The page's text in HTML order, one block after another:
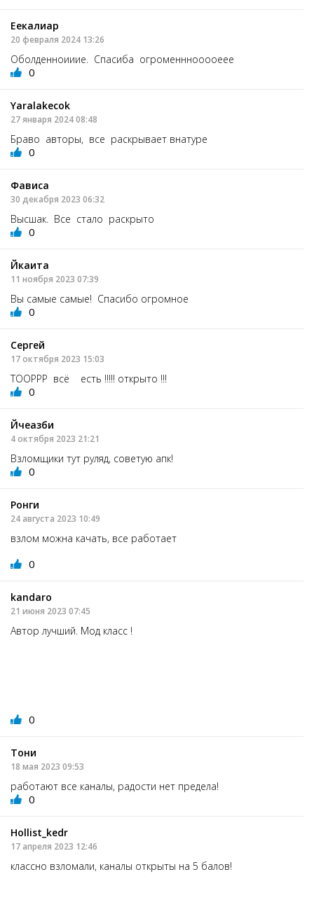
Еекалиар
20 февраля 2024 13:26
Оболденноииие. Спасиба огроменннооооеее
0
Yaralakecok
27 января 2024 08:48
Браво авторы, все раскрывает внатуре
0
Фависа
30 декабря 2023 06:32
Высшак. Все стало раскрыто
0
Йкаита
11 ноября 2023 07:39
Вы самые самые! Спасибо огромное
0
Сергей
17 октября 2023 15:03
ТООРРР всё есть !!!!! открыто !!!
0
Йчеазби
4 октября 2023 21:21
Взломщики тут руляд, советую апк!
0
Ронги
24 августа 2023 10:49
взлом можна качать, все работает
0
kandaro
21 июня 2023 07:45
Автор лучший. Мод класс !
0
Тони
18 мая 2023 09:53
работают все каналы, радости нет предела!
0
Hollist_kedr
17 апреля 2023 12:46
классно взломали, каналы открыты на 5 балов!